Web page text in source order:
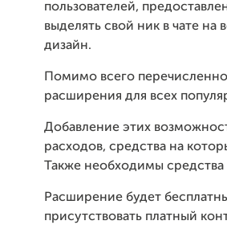
пользователей,
выделять свой ник в чате на
дизайн.
Помимо всего
расширения для всех
Добавление этих
расходов, средства на
Также необходимы
Расширение будет
присутствовать платный